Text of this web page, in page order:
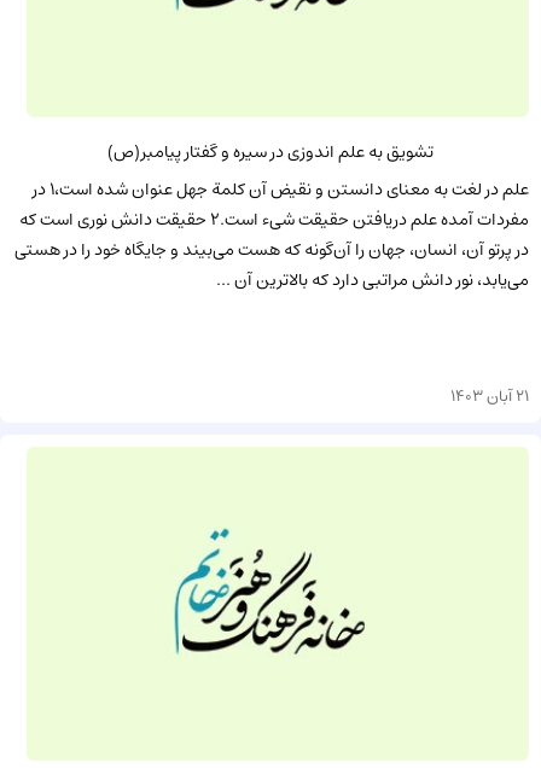
تشویق به علم اندوزی در سیره و گفتار پیامبر(ص)
علم در لغت به معنای دانستن و نقیض آن کلمة جهل عنوان شده است،1 در
مفردات آمده علم دریافتن حقیقت شیء است.2 حقیقت دانش نوری است که
در پرتو آن، انسان، جهان را آن‌گونه که هست می‌بیند و جایگاه خود را در هستی
می‌یابد، نور دانش مراتبی دارد که بالاترین آن ...
21 آبان 1403